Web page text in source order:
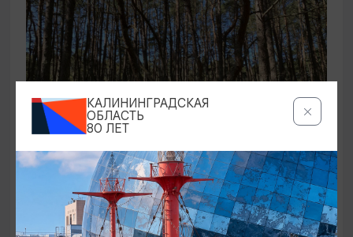
ЭКСКУРСИИ УЧРЕЖДЕНИЙ КУЛЬТУРЫ
Аудиоспектакль «Истории Куршской
косы»
01.02.2026 - 31.12.2026, 13:00
КАЛИНИНГРАДСКАЯ
ОБЛАСТЬ
80 ЛЕТ